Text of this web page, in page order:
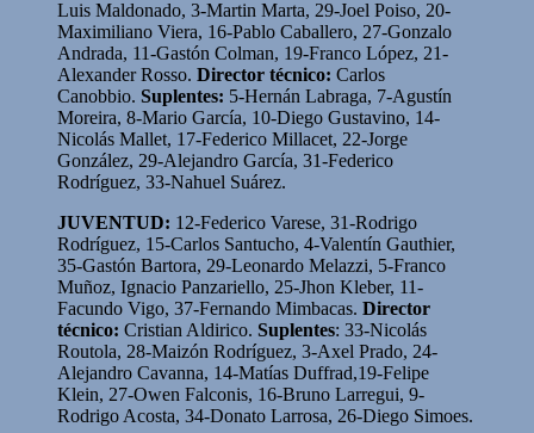
Luis Maldonado, 3-Martin Marta, 29-Joel Poiso, 20-
Maximiliano Viera, 16-Pablo Caballero, 27-Gonzalo
Andrada, 11-Gastón Colman, 19-Franco López, 21-
Alexander Rosso. Director técnico: Carlos
Canobbio. Suplentes: 5-Hernán Labraga, 7-Agustín
Moreira, 8-Mario García, 10-Diego Gustavino, 14-
Nicolás Mallet, 17-Federico Millacet, 22-Jorge
González, 29-Alejandro García, 31-Federico
Rodríguez, 33-Nahuel Suárez.
JUVENTUD: 12-Federico Varese, 31-Rodrigo
Rodríguez, 15-Carlos Santucho, 4-Valentín Gauthier,
35-Gastón Bartora, 29-Leonardo Melazzi, 5-Franco
Muñoz, Ignacio Panzariello, 25-Jhon Kleber, 11-
Facundo Vigo, 37-Fernando Mimbacas. Director
técnico: Cristian Aldirico. Suplentes: 33-Nicolás
Routola, 28-Maizón Rodríguez, 3-Axel Prado, 24-
Alejandro Cavanna, 14-Matías Duffrad,19-Felipe
Klein, 27-Owen Falconis, 16-Bruno Larregui, 9-
Rodrigo Acosta, 34-Donato Larrosa, 26-Diego Simoes.